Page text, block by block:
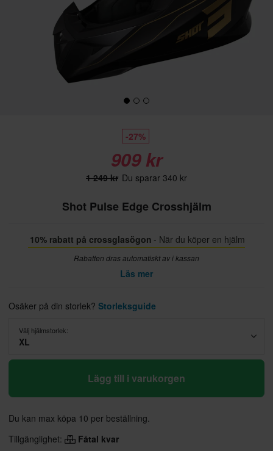
-27%
909 kr
1 249 kr Du sparar 340 kr
Shot Pulse Edge Crosshjälm
10% rabatt på crossglasögon - När du köper en hjälm
Rabatten dras automatiskt av i kassan
Läs mer
Osäker på din storlek? Storleksguide
Välj hjälmstorlek:
XL
Lägg till i varukorgen
Du kan max köpa 10 per beställning.
Tillgänglighet:
Fåtal kvar